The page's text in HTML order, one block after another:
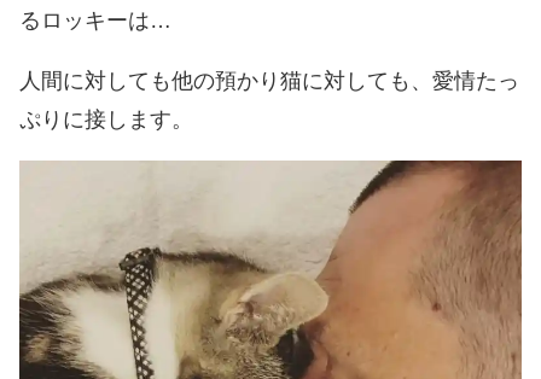
るロッキーは…
人間に対しても他の預かり猫に対しても、愛情たっ
ぷりに接します。